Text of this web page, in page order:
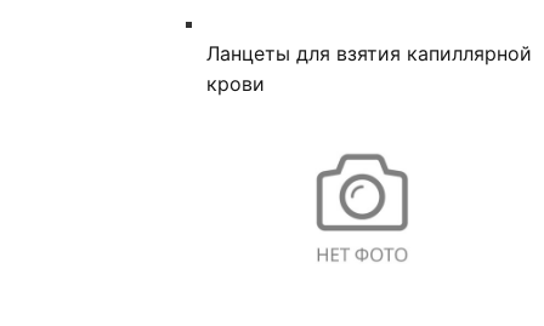
Ланцеты для взятия капиллярной
крови